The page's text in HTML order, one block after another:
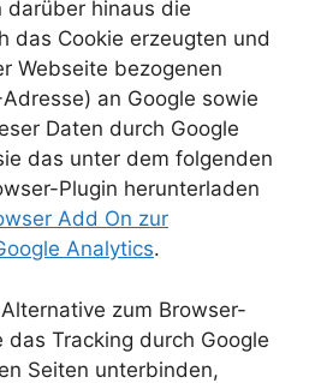
darüber hinaus die
das Cookie erzeugten und
Webseite bezogenen
an Google sowie
Daten durch Google
das unter dem folgenden
Plugin herunterladen
Add On zur
Analytics.
zum Browser-
Tracking durch Google
Seiten unterbinden,